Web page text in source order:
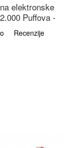
elektronske
Puffova -
Sladoled |
Recenzije